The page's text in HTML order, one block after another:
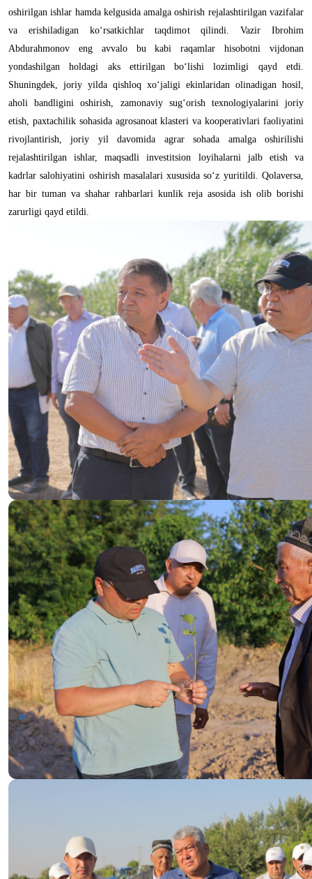
oshirilgan ishlar hamda kelgusida amalga oshirish rejalashtirilgan vazifalar
va erishiladigan ko‘rsatkichlar taqdimot qilindi. Vazir Ibrohim
Abdurahmonov eng avvalo bu kabi raqamlar hisobotni vijdonan
yondashilgan holdagi aks ettirilgan bo‘lishi lozimligi qayd etdi.
Shuningdek, joriy yilda qishloq xo‘jaligi ekinlaridan olinadigan hosil,
aholi bandligini oshirish, zamonaviy sug‘orish texnologiyalarini joriy
etish, paxtachilik sohasida agrosanoat klasteri va kooperativlari faoliyatini
rivojlantirish, joriy yil davomida agrar sohada amalga oshirilishi
rejalashtirilgan ishlar, maqsadli investitsion loyihalarni jalb etish va
kadrlar salohiyatini oshirish masalalari xususida so‘z yuritildi. Qolaversa,
har bir tuman va shahar rahbarlari kunlik reja asosida ish olib borishi
zarurligi qayd etildi.